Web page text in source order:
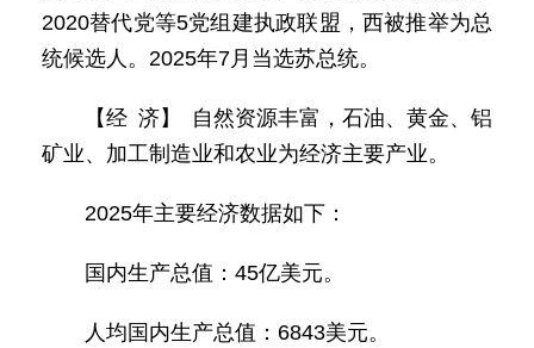
2020替代党等5党组建执政联盟，西被推举为总
统候选人。2025年7月当选苏总统。
【经 济】 自然资源丰富，石油、黄金、铝
矿业、加工制造业和农业为经济主要产业。
2025年主要经济数据如下：
国内生产总值：45亿美元。
人均国内生产总值：6843美元。